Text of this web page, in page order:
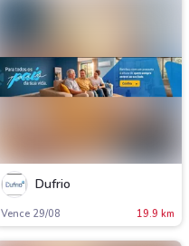
Dufrio
Vence 29/08 19.9 km